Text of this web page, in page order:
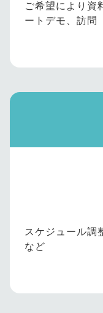
ご希望により資
ートデモ、訪問
スケジュール調
など